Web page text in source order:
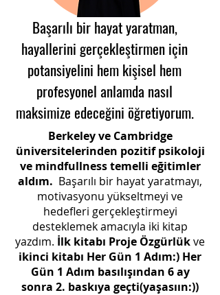
Başarılı bir hayat yaratman,
hayallerini gerçekleştirmen için
potansiyelini hem kişisel hem
profesyonel anlamda nasıl
maksimize edeceğini öğretiyorum.
Berkeley ve Cambridge
üniversitelerinden pozitif psikoloji
ve mindfullness temelli eğitimler
aldım. Başarılı bir hayat yaratmayı,
motivasyonu yükseltmeyi ve
hedefleri gerçekleştirmeyi
desteklemek amacıyla iki kitap
yazdım. İlk kitabı Proje Özgürlükve
ikinci kitabı Her Gün 1 Adım:) Her
Gün 1 Adım basılışından 6 ay
sonra 2. baskıya geçti(yaşasıın:))